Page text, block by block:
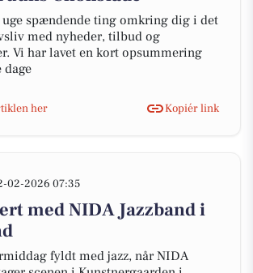
uge spændende ting omkring dig i det
med nyheder, tilbud og
Vi har lavet en kort opsummering
dage
her Kopiér link
02-2026 07:35
med NIDA Jazzband i
fyldt med jazz, når NIDA